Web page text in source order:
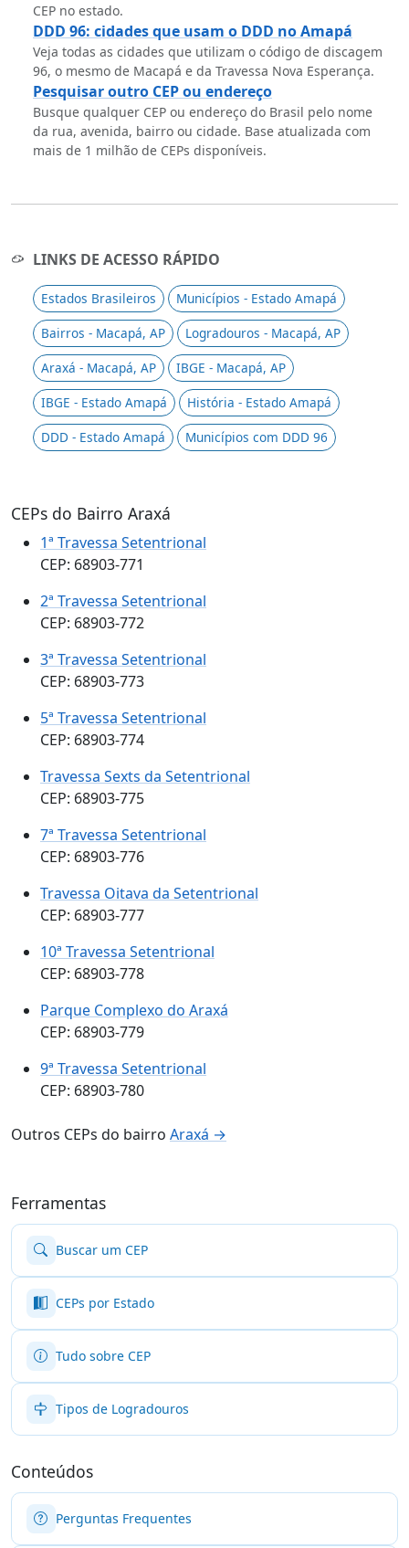
CEP no estado.
DDD 96: cidades que usam o DDD no Amapá
Veja todas as cidades que utilizam o código de discagem
96, o mesmo de Macapá e da Travessa Nova Esperança.
Pesquisar outro CEP ou endereço
Busque qualquer CEP ou endereço do Brasil pelo nome
da rua, avenida, bairro ou cidade. Base atualizada com
mais de 1 milhão de CEPs disponíveis.
LINKS DE ACESSO RÁPIDO
Estados Brasileiros
Municípios - Estado Amapá
Bairros - Macapá, AP
Logradouros - Macapá, AP
Araxá - Macapá, AP
IBGE - Macapá, AP
IBGE - Estado Amapá
História - Estado Amapá
DDD - Estado Amapá
Municípios com DDD 96
CEPs do Bairro Araxá
1ª Travessa Setentrional
CEP: 68903-771
2ª Travessa Setentrional
CEP: 68903-772
3ª Travessa Setentrional
CEP: 68903-773
5ª Travessa Setentrional
CEP: 68903-774
Travessa Sexts da Setentrional
CEP: 68903-775
7ª Travessa Setentrional
CEP: 68903-776
Travessa Oitava da Setentrional
CEP: 68903-777
10ª Travessa Setentrional
CEP: 68903-778
Parque Complexo do Araxá
CEP: 68903-779
9ª Travessa Setentrional
CEP: 68903-780
Outros CEPs do bairro Araxá →
Ferramentas
Buscar um CEP
CEPs por Estado
Tudo sobre CEP
Tipos de Logradouros
Conteúdos
Perguntas Frequentes